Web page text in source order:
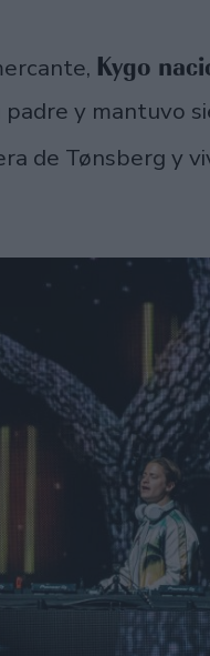
Kygo
y mantuvo
de Tønsberg y